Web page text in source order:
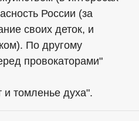
России (за
своих деток, и
По другому
провокаторами"
и томленье духа".